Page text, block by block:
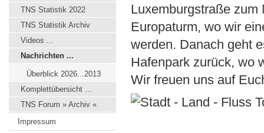
TNS Statistik 2022
TNS Statistik Archiv
Videos ...
Nachrichten ...
Überblick 2026...2013
Komplettübersicht ...
TNS Forum » Archiv «
Impressum
Luxemburgstraße zum
Europaturm, wo wir
werden. Danach geht
Hafenpark zurück, wo
Wir freuen uns auf